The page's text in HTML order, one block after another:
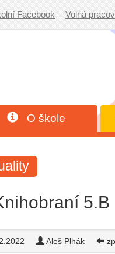
Facebook Volná
O škole
5.B
Aleš Plhák